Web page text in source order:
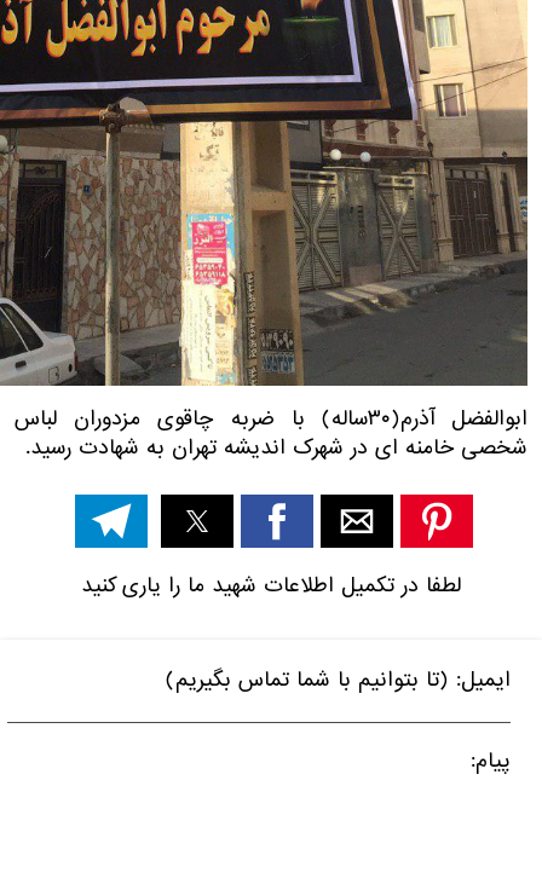
ابوالفضل آذرم(۳۰ساله) با ضربه چاقوی مزدوران لباس
شخصی‌ خامنه ای در شهرک اندیشه تهران به شهادت رسید.
لطفا در تکمیل اطلاعات شهید ما را یاری کنید
ایمیل: (تا بتوانیم با شما تماس بگیریم)
پیام: